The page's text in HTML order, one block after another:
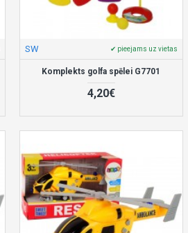
SW ✔ pieejams uz vietas
Komplekts golfa spēlei G7701
4,20€